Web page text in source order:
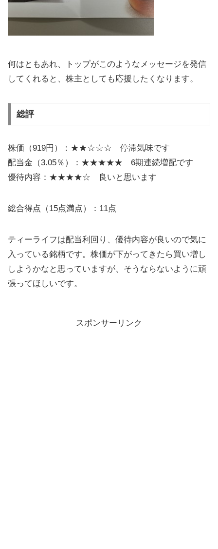
何はともあれ、トップがこのようなメッセージを発信
してくれると、株主としても応援したくなります。
総評
株価（919円）：★★☆☆☆ 停滞気味です
配当金（3.05％）：★★★★★ 6期連続増配です
優待内容：★★★★☆ 良いと思います
総合得点（15点満点）：11点
ティーライフは配当利回り、優待内容が良いので気に
入っている銘柄です。株価が下がってきたら買い増し
しようかなと思っていますが、そうならないように頑
張ってほしいです。
スポンサーリンク